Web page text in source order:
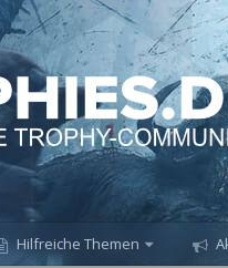
Hilfreiche Themen